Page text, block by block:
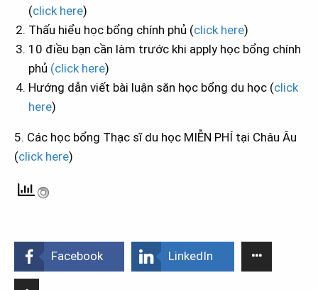
(click here)
Thấu hiểu học bổng chính phủ (click here)
10 điều bạn cần làm trước khi apply học bổng chính
phủ (click here)
Hướng dẫn viết bài luận săn học bổng du học (click
here)
5. Các học bổng Thạc sĩ du học MIỄN PHÍ tại Châu Âu
(click here)
Facebook LinkedIn